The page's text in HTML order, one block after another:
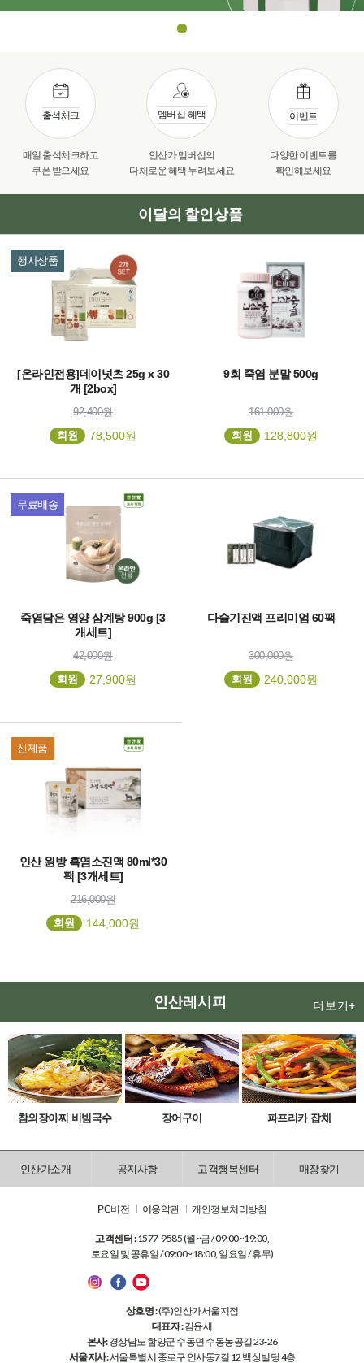
출석체크
매일 출석체크하고
쿠폰 받으세요
멤버십 혜택
인산가 멤버십의
다채로운 혜택 누려보세요
이벤트
다양한 이벤트를
확인해보세요
이달의 할인상품
행사상품
[온라인전용]데이넛츠 25g x 30
개 [2box]
92,400원
회원
78,500원
9회 죽염 분말 500g
161,000원
회원
128,800원
무료배송
죽염담은 영양 삼계탕 900g [3
개세트]
42,000원
회원
27,900원
다슬기진액 프리미엄 60팩
300,000원
회원
240,000원
신제품
인산 원방 흑염소진액 80ml*30
팩 [3개세트]
216,000원
회원
144,000원
인산레시피 더보기+
참외장아찌 비빔국수 장어구이 파프리카 잡채
인산가소개 공지사항 고객행복센터 매장찾기
PC버전 이용약관 개인정보처리방침
고객센터 :1577-9585 (월~금 / 09:00~19:00,
토요일 및 공휴일 / 09:00~18:00, 일요일 / 휴무)
상호명 :(주)인산가서울지점
대표자 :김윤세
본사:경상남도 함양군 수동면 수동농공길 23-26
서울지사:서울특별시 종로구 인사동7길 12 백상빌딩 4층